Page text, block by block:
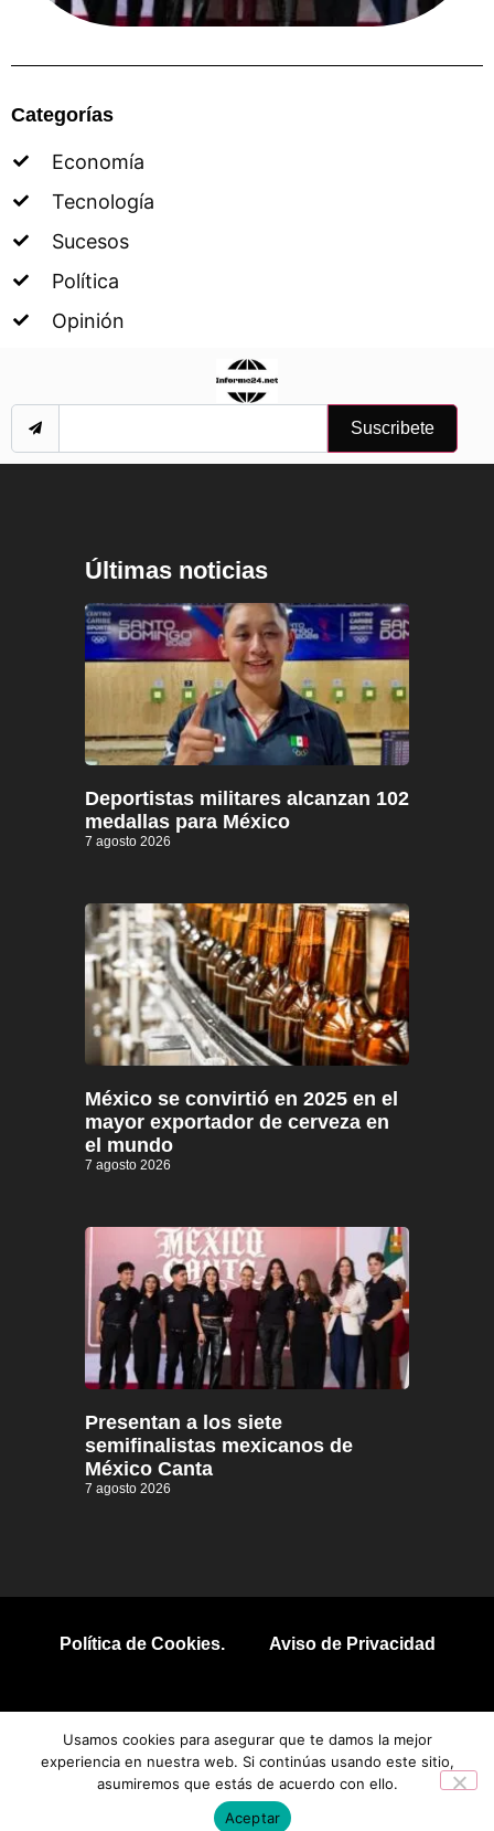
Categorías
Economía
Tecnología
Sucesos
Política
Opinión
Suscribete
Últimas noticias
Deportistas militares alcanzan 102
medallas para México
7 agosto 2026
México se convirtió en 2025 en el
mayor exportador de cerveza en
el mundo
7 agosto 2026
Presentan a los siete
semifinalistas mexicanos de
México Canta
7 agosto 2026
Política de Cookies. Aviso de Privacidad
Usamos cookies para asegurar que te damos la mejor
experiencia en nuestra web. Si continúas usando este sitio,
asumiremos que estás de acuerdo con ello.
Aceptar